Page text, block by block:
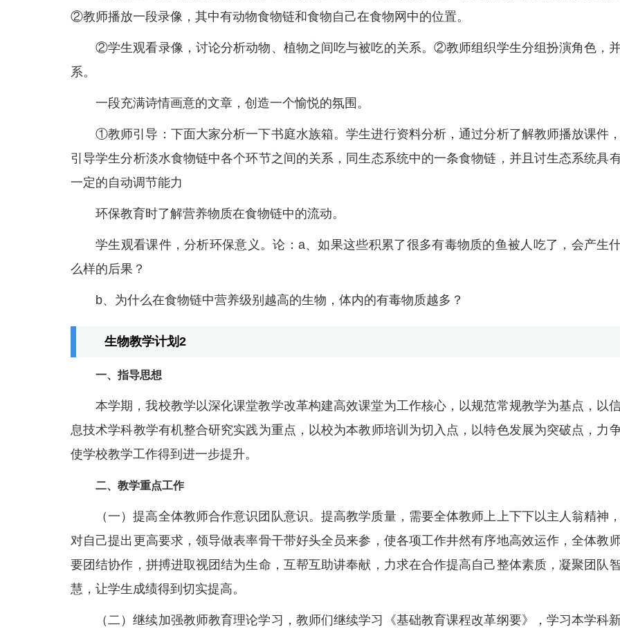
②教师播放一段录像，其中有动物食物链和食物自己在食物网中的位置。
②学生观看录像，讨论分析动物、植物之间吃与被吃的关系。②教师组织学生分组扮演角色，
系。
一段充满诗情画意的文章，创造一个愉悦的氛围。
①教师引导：下面大家分析一下书庭水族箱。学生进行资料分析，通过分析了解教师播放课件，
引导学生分析淡水食物链中各个环节之间的关系，同生态系统中的一条食物链，并且讨生态系统具
一定的自动调节能力
环保教育时了解营养物质在食物链中的流动。
学生观看课件，分析环保意义。论：a、如果这些积累了很多有毒物质的鱼被人吃了，会产生
么样的后果？
b、为什么在食物链中营养级别越高的生物，体内的有毒物质越多？
生物教学计划2
一、指导思想
本学期，我校教学以深化课堂教学改革构建高效课堂为工作核心，以规范常规教学为基点，以
息技术学科教学有机整合研究实践为重点，以校为本教师培训为切入点，以特色发展为突破点，力
使学校教学工作得到进一步提升。
二、教学重点工作
（一）提高全体教师合作意识团队意识。提高教学质量，需要全体教师上上下下以主人翁精神，
对自己提出更高要求，领导做表率骨干带好头全员来参，使各项工作井然有序地高效运作，全体教
要团结协作，拼搏进取视团结为生命，互帮互助讲奉献，力求在合作提高自己整体素质，凝聚团队
慧，让学生成绩得到切实提高。
（二）继续加强教师教育理论学习，教师们继续学习《基础教育课程改革纲要》，学习本学科